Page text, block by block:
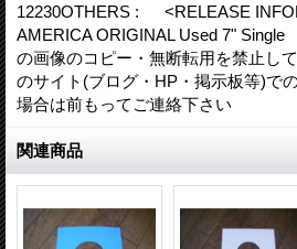
12230OTHERS : <RELEASE
AMERICA ORIGINAL Used 7"
の画像のコピー・無断転用を禁止し
のサイト(ブログ・HP・掲示板等)で
場合は前もってご連絡下さい
関連商品